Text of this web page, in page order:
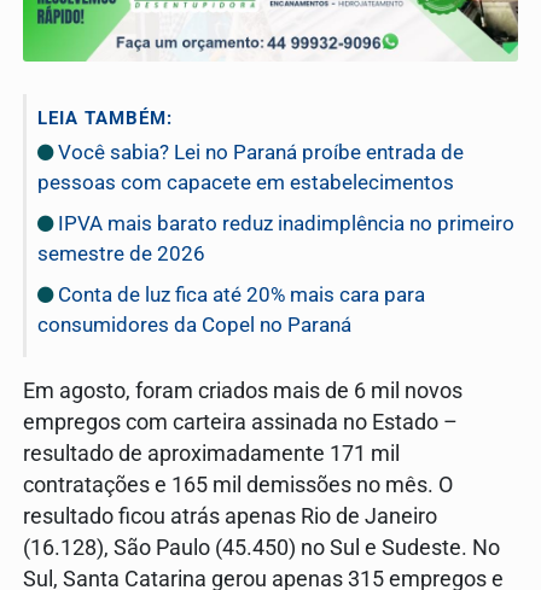
LEIA TAMBÉM:
Você sabia? Lei no Paraná proíbe entrada de
pessoas com capacete em estabelecimentos
IPVA mais barato reduz inadimplência no primeiro
semestre de 2026
Conta de luz fica até 20% mais cara para
consumidores da Copel no Paraná
Em agosto, foram criados mais de 6 mil novos
empregos com carteira assinada no Estado –
resultado de aproximadamente 171 mil
contratações e 165 mil demissões no mês. O
resultado ficou atrás apenas Rio de Janeiro
(16.128), São Paulo (45.450) no Sul e Sudeste. No
Sul, Santa Catarina gerou apenas 315 empregos e